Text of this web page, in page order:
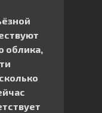
облика,